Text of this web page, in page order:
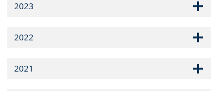
2023
2022
2021